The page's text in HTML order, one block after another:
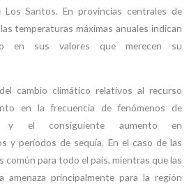
Santos. En provincias centrales de
temperaturas máximas anuales indican
en sus valores que merecen su
cambio climático relativos al recurso
en la frecuencia de fenómenos de
y el consiguiente aumento en
y períodos de sequía. En el caso de las
común para todo el país, mientras que las
amenaza principalmente para la región